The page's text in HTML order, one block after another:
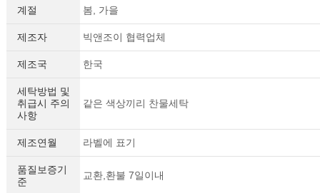
계절 봄, 가을
제조자 빅앤조이 협력업체
제조국 한국
세탁방법 및
취급시 주의
사항
같은 색상끼리 찬물세탁
제조연월 라벨에 표기
품질보증기
준
교환,환불 7일이내